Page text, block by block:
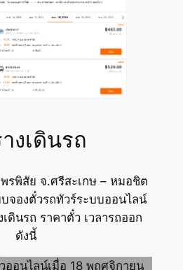
งเดินรถ
รพิสัย จ.ศรีสะเกษ – หมอชิต
จองตั๋วรถทัวร์ระบบออนไลน์
ดินรถ ราคาตั๋ว เวลารถออก
ดังนี้
ออนไลน์เมื่อ 18 พฤศจิกายน